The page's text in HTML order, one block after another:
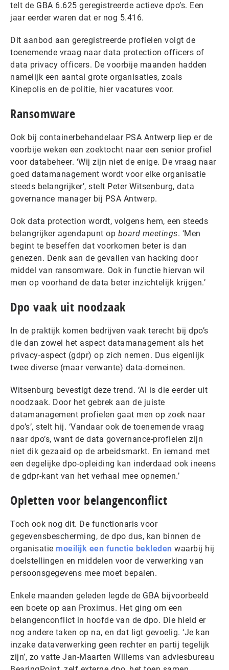
telt de GBA 6.625 geregistreerde actieve dpo’s. Een
jaar eerder waren dat er nog 5.416.
Dit aanbod aan geregistreerde profielen volgt de
toenemende vraag naar data protection officers of
data privacy officers. De voorbije maanden hadden
namelijk een aantal grote organisaties, zoals
Kinepolis en de politie, hier vacatures voor.
Ransomware
Ook bij containerbehandelaar PSA Antwerp liep er de
voorbije weken een zoektocht naar een senior profiel
voor databeheer. ‘Wij zijn niet de enige. De vraag naar
goed datamanagement wordt voor elke organisatie
steeds belangrijker’, stelt Peter Witsenburg, data
governance manager bij PSA Antwerp.
Ook data protection wordt, volgens hem, een steeds
belangrijker agendapunt op board meetings. ‘Men
begint te beseffen dat voorkomen beter is dan
genezen. Denk aan de gevallen van hacking door
middel van ransomware. Ook in functie hiervan wil
men op voorhand de data beter inzichtelijk krijgen.’
Dpo vaak uit noodzaak
In de praktijk komen bedrijven vaak terecht bij dpo’s
die dan zowel het aspect datamanagement als het
privacy-aspect (gdpr) op zich nemen. Dus eigenlijk
twee diverse (maar verwante) data-domeinen.
Witsenburg bevestigt deze trend. ‘Al is die eerder uit
noodzaak. Door het gebrek aan de juiste
datamanagement profielen gaat men op zoek naar
dpo’s’, stelt hij. ‘Vandaar ook de toenemende vraag
naar dpo’s, want de data governance-profielen zijn
niet dik gezaaid op de arbeidsmarkt. En iemand met
een degelijke dpo-opleiding kan inderdaad ook ineens
de gdpr-kant van het verhaal mee opnemen.’
Opletten voor belangenconflict
Toch ook nog dit. De functionaris voor
gegevensbescherming, de dpo dus, kan binnen de
organisatie moeilijk een functie bekleden waarbij hij
doelstellingen en middelen voor de verwerking van
persoonsgegevens mee moet bepalen.
Enkele maanden geleden legde de GBA bijvoorbeeld
een boete op aan Proximus. Het ging om een
belangenconflict in hoofde van de dpo. Die hield er
nog andere taken op na, en dat ligt gevoelig. ‘Je kan
inzake dataverwerking geen rechter en partij tegelijk
zijn’, zo vatte Jan-Maarten Willems van adviesbureau